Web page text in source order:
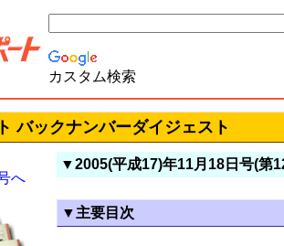
カスタム検索
バックナンバーダイジェスト
へ
▼2005(平成17)年11月18日号(第
▼主要目次